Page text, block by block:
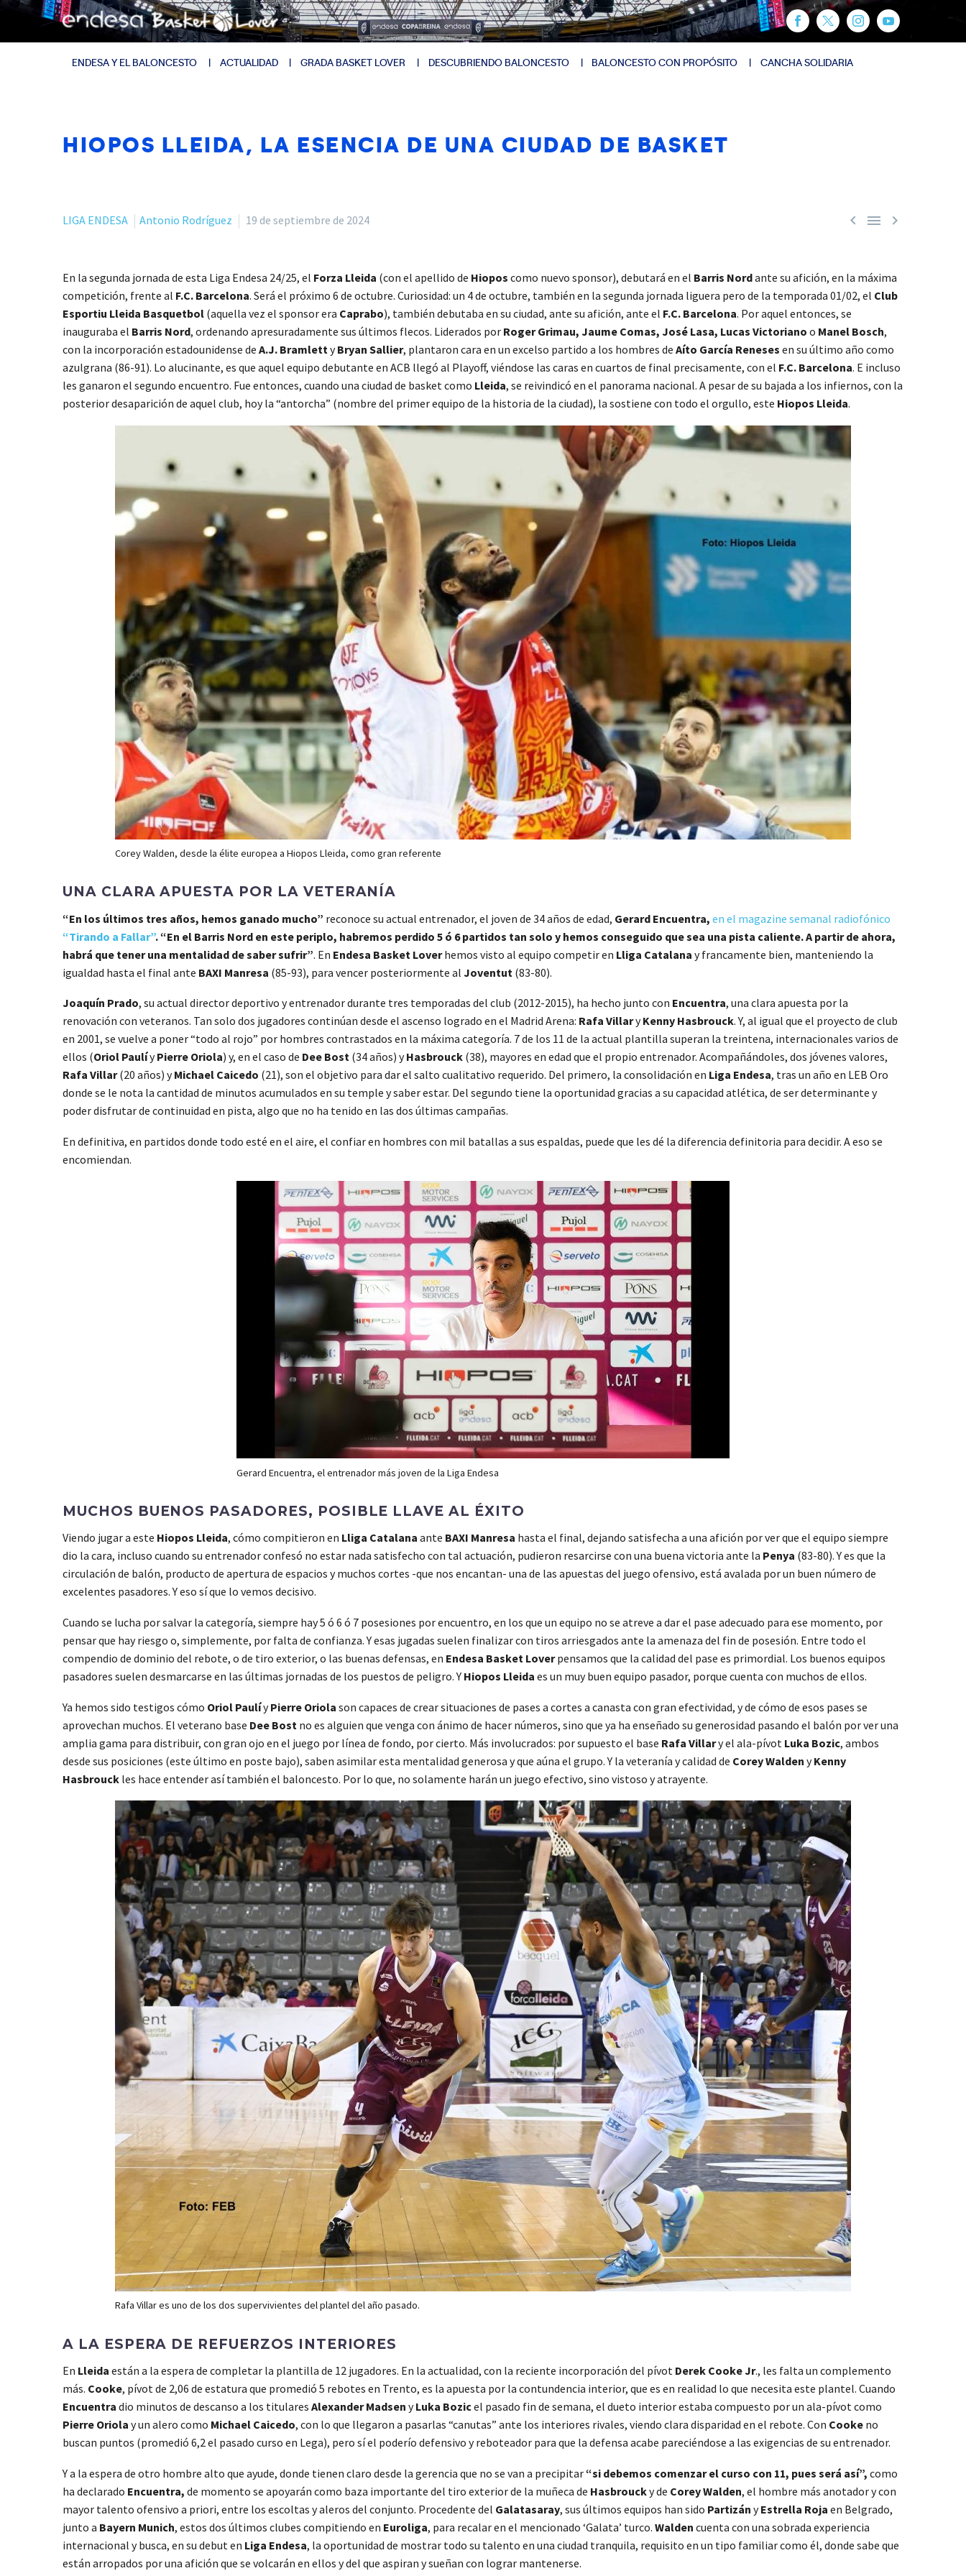
ENDESA Y EL BALONCESTO ACTUALIDAD GRADA BASKET LOVER DESCUBRIENDO BALONCESTO BALONCESTO CON PROPÓSITO CANCHA SOLIDARIA
HIOPOS LLEIDA, LA ESENCIA DE UNA CIUDAD DE BASKET
  
LIGA ENDESA Antonio Rodríguez 19 de septiembre de 2024
En la segunda jornada de esta Liga Endesa 24/25, el Forza Lleida (con el apellido de Hiopos como nuevo sponsor), debutará en el Barris Nordante su afición, en la máxima
competición, frente al F.C. Barcelona. Será el próximo 6 de octubre. Curiosidad: un 4 de octubre, también en la segunda jornada liguera pero de la temporada 01/02, el Club
Esportiu Lleida Basquetbol (aquella vez el sponsor era Caprabo), también debutaba en su ciudad, ante su afición, ante el F.C. Barcelona. Por aquel entonces, se
inauguraba el Barris Nord, ordenando apresuradamente sus últimos flecos. Liderados por Roger Grimau, Jaume Comas, José Lasa, Lucas Victoriano o Manel Bosch,
con la incorporación estadounidense de A.J. Bramlett yBryan Sallier, plantaron cara en un excelso partido a los hombres de Aíto García Reneses en su último año como
azulgrana (86-91). Lo alucinante, es que aquel equipo debutante en ACB llegó al Playoff, viéndose las caras en cuartos de final precisamente, con el F.C. Barcelona. E incluso
les ganaron el segundo encuentro. Fue entonces, cuando una ciudad de basket como Lleida, se reivindicó en el panorama nacional. A pesar de su bajada a los infiernos, con la
posterior desaparición de aquel club, hoy la “antorcha” (nombre del primer equipo de la historia de la ciudad), la sostiene con todo el orgullo, este Hiopos Lleida.
Corey Walden, desde la élite europea a Hiopos Lleida, como gran referente
UNA CLARA APUESTA POR LA VETERANÍA
“En los últimos tres años, hemos ganado mucho” reconoce su actual entrenador, el joven de 34 años de edad, Gerard Encuentra, en el magazine semanal radiofónico
“Tirando a Fallar”. “En el Barris Nord en este periplo, habremos perdido 5 ó 6 partidos tan solo y hemos conseguido que sea una pista caliente. A partir de ahora,
habrá que tener una mentalidad de saber sufrir”. En Endesa Basket Loverhemos visto al equipo competir en Lliga Catalana y francamente bien, manteniendo la
igualdad hasta el final ante BAXI Manresa (85-93), para vencer posteriormente al Joventut (83-80).
Joaquín Prado, su actual director deportivo y entrenador durante tres temporadas del club (2012-2015), ha hecho junto con Encuentra, una clara apuesta por la
renovación con veteranos. Tan solo dos jugadores continúan desde el ascenso logrado en el Madrid Arena: Rafa VillaryKenny Hasbrouck. Y, al igual que el proyecto de club
en 2001, se vuelve a poner “todo al rojo” por hombres contrastados en la máxima categoría. 7 de los 11 de la actual plantilla superan la treintena, internacionales varios de
ellos (Oriol PaulíyPierre Oriola) y, en el caso de Dee Bost (34 años) yHasbrouck (38), mayores en edad que el propio entrenador. Acompañándoles, dos jóvenes valores,
Rafa Villar(20 años) yMichael Caicedo (21), son el objetivo para dar el salto cualitativo requerido. Del primero, la consolidación en Liga Endesa, tras un año en LEB Oro
donde se le nota la cantidad de minutos acumulados en su temple y saber estar. Del segundo tiene la oportunidad gracias a su capacidad atlética, de ser determinante y
poder disfrutar de continuidad en pista, algo que no ha tenido en las dos últimas campañas.
En definitiva, en partidos donde todo esté en el aire, el confiar en hombres con mil batallas a sus espaldas, puede que les dé la diferencia definitoria para decidir. A eso se
encomiendan.
Gerard Encuentra, el entrenador más joven de la Liga Endesa
MUCHOS BUENOS PASADORES, POSIBLE LLAVE AL ÉXITO
Viendo jugar a este Hiopos Lleida, cómo compitieron en Lliga Catalana ante BAXI Manresa hasta el final, dejando satisfecha a una afición por ver que el equipo siempre
dio la cara, incluso cuando su entrenador confesó no estar nada satisfecho con tal actuación, pudieron resarcirse con una buena victoria ante la Penya (83-80). Y es que la
circulación de balón, producto de apertura de espacios y muchos cortes -que nos encantan- una de las apuestas del juego ofensivo, está avalada por un buen número de
excelentes pasadores. Y eso sí que lo vemos decisivo.
Cuando se lucha por salvar la categoría, siempre hay 5 ó 6 ó 7 posesiones por encuentro, en los que un equipo no se atreve a dar el pase adecuado para ese momento, por
pensar que hay riesgo o, simplemente, por falta de confianza. Y esas jugadas suelen finalizar con tiros arriesgados ante la amenaza del fin de posesión. Entre todo el
compendio de dominio del rebote, o de tiro exterior, o las buenas defensas, en Endesa Basket Loverpensamos que la calidad del pase es primordial. Los buenos equipos
pasadores suelen desmarcarse en las últimas jornadas de los puestos de peligro. Y Hiopos Lleida es un muy buen equipo pasador, porque cuenta con muchos de ellos.
Ya hemos sido testigos cómo Oriol PaulíyPierre Oriola son capaces de crear situaciones de pases a cortes a canasta con gran efectividad, y de cómo de esos pases se
aprovechan muchos. El veterano base Dee Bost no es alguien que venga con ánimo de hacer números, sino que ya ha enseñado su generosidad pasando el balón por ver una
amplia gama para distribuir, con gran ojo en el juego por línea de fondo, por cierto. Más involucrados: por supuesto el base Rafa Villary el ala-pívot Luka Bozic, ambos
desde sus posiciones (este último en poste bajo), saben asimilar esta mentalidad generosa y que aúna el grupo. Y la veteranía y calidad de Corey Walden yKenny
Hasbrouck les hace entender así también el baloncesto. Por lo que, no solamente harán un juego efectivo, sino vistoso y atrayente.
Rafa Villar es uno de los dos supervivientes del plantel del año pasado.
A LA ESPERA DE REFUERZOS INTERIORES
En Lleida están a la espera de completar la plantilla de 12 jugadores. En la actualidad, con la reciente incorporación del pívot Derek Cooke Jr., les falta un complemento
más. Cooke, pívot de 2,06 de estatura que promedió 5 rebotes en Trento, es la apuesta por la contundencia interior, que es en realidad lo que necesita este plantel. Cuando
Encuentra dio minutos de descanso a los titulares Alexander Madsen yLuka Bozicel pasado fin de semana, el dueto interior estaba compuesto por un ala-pívot como
Pierre Oriola y un alero como Michael Caicedo, con lo que llegaron a pasarlas “canutas” ante los interiores rivales, viendo clara disparidad en el rebote. Con Cooke no
buscan puntos (promedió 6,2 el pasado curso en Lega), pero sí el poderío defensivo y reboteador para que la defensa acabe pareciéndose a las exigencias de su entrenador.
Y a la espera de otro hombre alto que ayude, donde tienen claro desde la gerencia que no se van a precipitar“si debemos comenzar el curso con 11, pues será así”, como
ha declarado Encuentra, de momento se apoyarán como baza importante del tiro exterior de la muñeca de Hasbroucky de Corey Walden, el hombre más anotador y con
mayor talento ofensivo a priori, entre los escoltas y aleros del conjunto. Procedente del Galatasaray, sus últimos equipos han sido Partizán yEstrella Roja en Belgrado,
junto a Bayern Munich, estos dos últimos clubes compitiendo en Euroliga, para recalar en el mencionado ‘Galata’ turco. Walden cuenta con una sobrada experiencia
internacional y busca, en su debut en Liga Endesa, la oportunidad de mostrar todo su talento en una ciudad tranquila, requisito en un tipo familiar como él, donde sabe que
están arropados por una afición que se volcarán en ellos y del que aspiran y sueñan con lograr mantenerse.